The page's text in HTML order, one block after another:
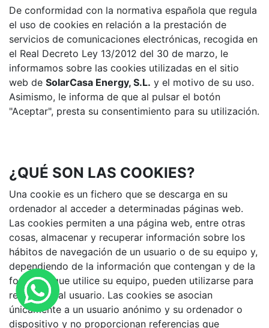
De conformidad con la normativa española que regula
el uso de cookies en relación a la prestación de
servicios de comunicaciones electrónicas, recogida en
el Real Decreto Ley 13/2012 del 30 de marzo, le
informamos sobre las cookies utilizadas en el sitio
web de SolarCasa Energy, S.L. y el motivo de su uso.
Asimismo, le informa de que al pulsar el botón
"Aceptar", presta su consentimiento para su utilización.
¿QUÉ SON LAS COOKIES?
Una cookie es un fichero que se descarga en su
ordenador al acceder a determinadas páginas web.
Las cookies permiten a una página web, entre otras
cosas, almacenar y recuperar información sobre los
hábitos de navegación de un usuario o de su equipo y,
dependiendo de la información que contengan y de la
forma en que utilice su equipo, pueden utilizarse para
reconocer al usuario. Las cookies se asocian
únicamente a un usuario anónimo y su ordenador o
dispositivo y no proporcionan referencias que